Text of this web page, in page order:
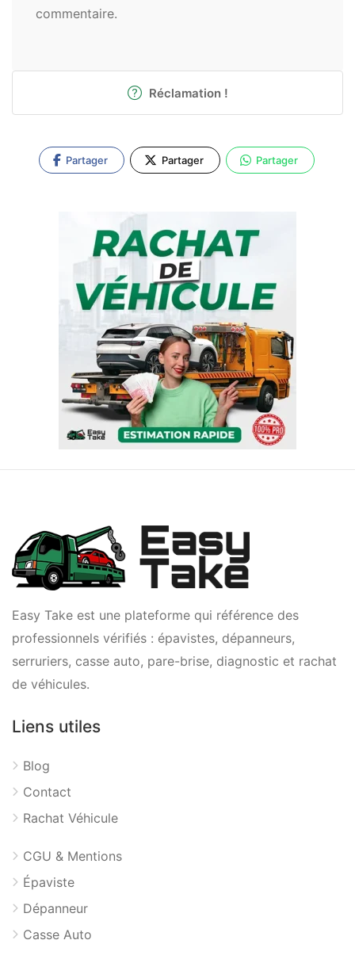
commentaire.
Réclamation !
Partager Partager Partager
Easy Take est une plateforme qui référence des
professionnels vérifiés : épavistes, dépanneurs,
serruriers, casse auto, pare-brise, diagnostic et rachat
de véhicules.
Liens utiles
Blog
Contact
Rachat Véhicule
CGU & Mentions
Épaviste
Dépanneur
Casse Auto